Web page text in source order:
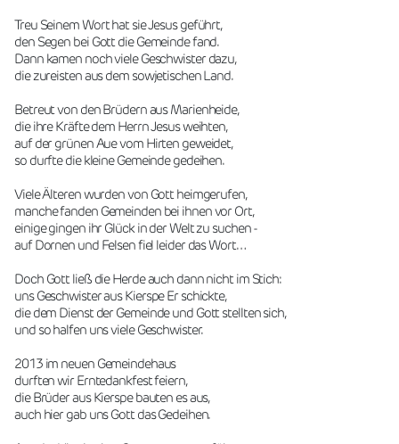
Treu Seinem Wort hat sie Jesus geführt,
den Segen bei Gott die Gemeinde fand.
Dann kamen noch viele Geschwister dazu,
die zureisten aus dem sowjetischen Land.
Betreut von den Brüdern aus Marienheide,
die ihre Kräfte dem Herrn Jesus weihten,
auf der grünen Aue vom Hirten geweidet,
so durfte die kleine Gemeinde gedeihen.
Viele Älteren wurden von Gott heimgerufen,
manche fanden Gemeinden bei ihnen vor Ort,
einige gingen ihr Glück in der Welt zu suchen -
auf Dornen und Felsen fiel leider das Wort…
Doch Gott ließ die Herde auch dann nicht im Stich:
uns Geschwister aus Kierspe Er schickte,
die dem Dienst der Gemeinde und Gott stellten sich,
und so halfen uns viele Geschwister.
2013 im neuen Gemeindehaus
durften wir Erntedankfest feiern,
die Brüder aus Kierspe bauten es aus,
auch hier gab uns Gott das Gedeihen.